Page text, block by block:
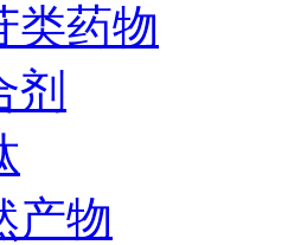
类药物
剂
产物